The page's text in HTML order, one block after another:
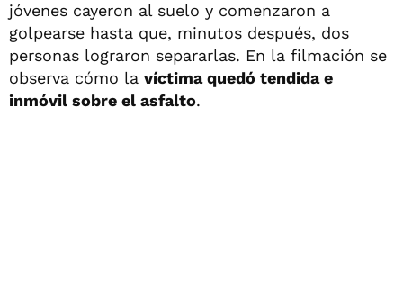
jóvenes cayeron al suelo y comenzaron a
golpearse hasta que, minutos después, dos
personas lograron separarlas. En la filmación se
observa cómo la víctima quedó tendida e
inmóvil sobre el asfalto.